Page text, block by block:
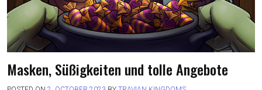
Masken, Süßigkeiten und tolle Angebote